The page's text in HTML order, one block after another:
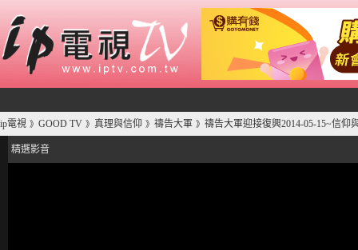
ip電視 》 GOOD TV 》 真理與信仰 》 禱告大軍 》 禱告大軍迎接復興2014-05-15~信仰
精選影音